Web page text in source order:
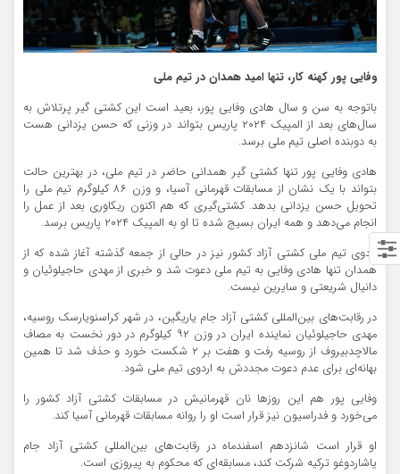
وفایی پور کهنه کار، تنها امید همدان در تیم ملی
باتوجه به سن و سال هادی وفایی پور، بعید است این کشتی گیر پرتلاش به
سال‌های بعد از المپیک ۲۰۲۴ پاریس بتواند در وزنی که حسن یزدانی هست
به دوبنده اصلی تیم ملی برسد.
هادی وفایی پور تنها کشتی گیر همدانی حاضر در تیم ملی، در بهترین حالت
بتواند با یک نشان از مسابقات قهرمانی آسیا، و وزن ۸۶ کیلوگرم تیم ملی را
تحویل حسن یزدانی بدهد. کشتی‌گیری که هم اکنون ریکاوری بعد از عمل را
انجام می‌دهد و همه ایران بسیج شده تا او به المپیک ۲۰۲۴ پاریس برسد.
اردوی تیم ملی کشتی آزاد کشور نیز در حالی از جمعه گذشته آغاز شده که از
همدان تنها هادی وفایی به تیم ملی دعوت شد و خبری از مهدی حاجیلوئیان و
دانیال شریعتی و سایرین نیست.
در رقابت‌های بین‌المللی کشتی آزاد جام یاریگین، در شهر کراسنویارسک روسیه،
مهدی حاجیلوئیان نماینده ایران در وزن ۹۲ کیلوگرم در دور نخست به مصاف
مالاچدبیروف از روسیه رفت و هفت بر ۲ شکست خورد و حذف شد تا همین
بهانه‌ای برای عدم دعوت مجددش به اردوی تیم ملی شود.
وفایی پور هم این روزها نان قهرمانیش در مسابقات کشتی آزاد کشور را
می‌خورد و فدراسیون نیز قرار است او را روانه مسابقات قهرمانی آسیا کند.
او قرار است شانزدهم اسفندماه در رقابت‌های بین‌المللی کشتی آزاد جام
یاشاردوغو ترکیه شرکت کند، مسابقه‌ای که محکوم به پیروزی است.